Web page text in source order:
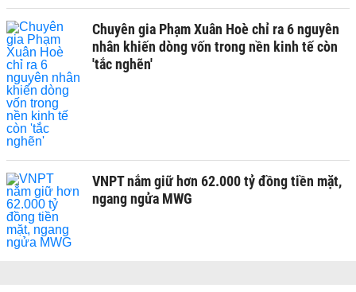
Chuyên gia Phạm Xuân Hoè chỉ ra 6 nguyên
nhân khiến dòng vốn trong nền kinh tế còn
'tắc nghẽn'
VNPT nắm giữ hơn 62.000 tỷ đồng tiền mặt,
ngang ngửa MWG